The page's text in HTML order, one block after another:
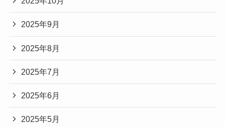
2025年9月
2025年8月
2025年7月
2025年6月
2025年5月